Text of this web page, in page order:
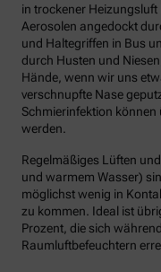
in trockener
Aerosolen angedockt
und Haltegriffen in Bus
durch Husten und
Hände, wenn wir uns
verschnupfte Nase
Schmierinfektion
werden.
Regelmäßiges Lüften
und warmem Wasser)
möglichst wenig in
zu kommen. Ideal ist
Prozent, die sich
Raumluftbefeuchtern